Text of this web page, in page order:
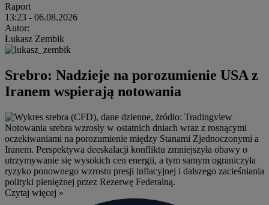
Raport
13:23 - 06.08.2026
Autor:
Łukasz Zembik
Srebro: Nadzieje na porozumienie USA z
Iranem wspierają notowania
Notowania srebra wzrosły w ostatnich dniach wraz z rosnącymi
oczekiwaniami na porozumienie między Stanami Zjednoczonymi a
Iranem. Perspektywa deeskalacji konfliktu zmniejszyła obawy o
utrzymywanie się wysokich cen energii, a tym samym ograniczyła
ryzyko ponownego wzrostu presji inflacyjnej i dalszego zacieśniania
polityki pieniężnej przez Rezerwę Federalną.
Czytaj więcej »